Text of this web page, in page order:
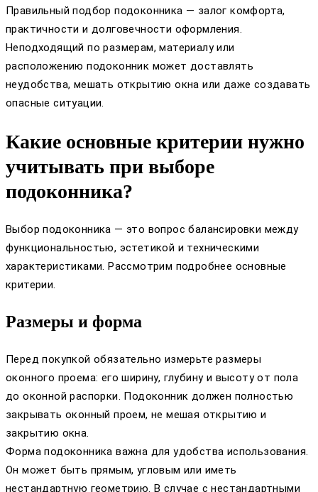
Правильный подбор подоконника — залог комфорта,
практичности и долговечности оформления.
Неподходящий по размерам, материалу или
расположению подоконник может доставлять
неудобства, мешать открытию окна или даже создавать
опасные ситуации.
Какие основные критерии нужно
учитывать при выборе
подоконника?
Выбор подоконника — это вопрос балансировки между
функциональностью, эстетикой и техническими
характеристиками. Рассмотрим подробнее основные
критерии.
Размеры и форма
Перед покупкой обязательно измерьте размеры
оконного проема: его ширину, глубину и высоту от пола
до оконной распорки. Подоконник должен полностью
закрывать оконный проем, не мешая открытию и
закрытию окна.
Форма подоконника важна для удобства использования.
Он может быть прямым, угловым или иметь
нестандартную геометрию. В случае с нестандартными